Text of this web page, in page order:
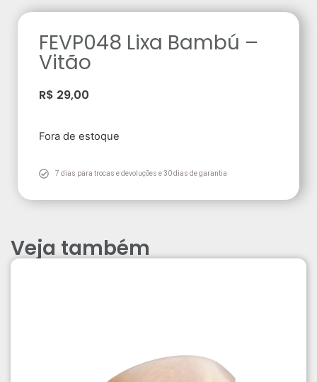
FEVP048 Lixa Bambú –
Vitão
R$ 29,00
Fora de estoque
7 dias para trocas e devoluções e 30 dias de garantia
Veja também